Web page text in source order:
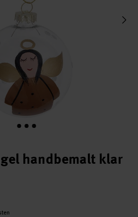
handbemalt klar